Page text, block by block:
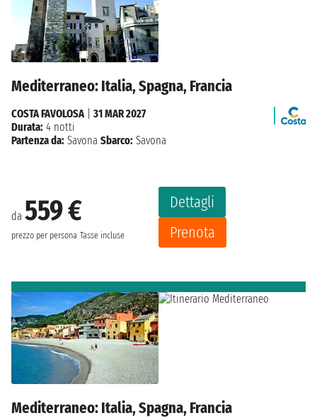
Mediterraneo: Italia, Spagna, Francia
da 559 €
prezzo per persona Tasse incluse
Dettagli
Prenota
COSTA FAVOLOSA| 31 MAR 2027
Durata: 4 notti
Partenza da: Savona Sbarco: Savona
Mediterraneo: Italia, Spagna, Francia